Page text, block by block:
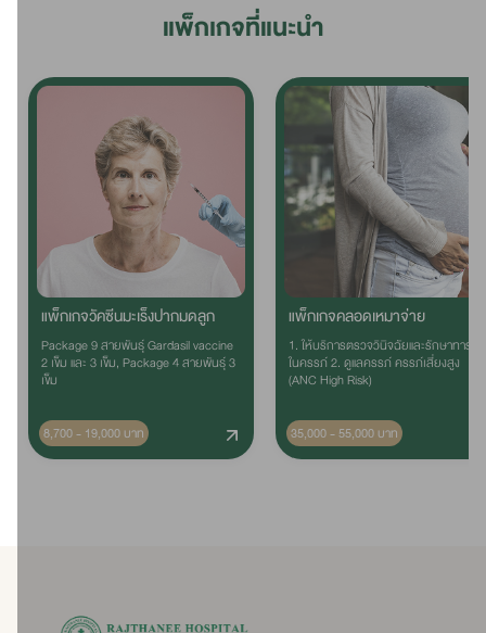
แพ็กเกจที่แนะนำ
แพ็กเกจวัคซีนมะเร็งปากมดลูก
Package 9 สายพันธุ์ Gardasil vaccine
2 เข็ม และ 3 เข็ม, Package 4 สายพันธุ์ 3
เข็ม
8,700 - 19,000 บาท
แพ็กเกจคลอดเหมาจ่าย
1. ให้บริการตรวจวินิจฉัยและรักษาทารก
ในครรภ์ 2. ดูแลครรภ์ ครรภ์เสี่ยงสูง
(ANC High Risk)
35,000 - 55,000 บาท